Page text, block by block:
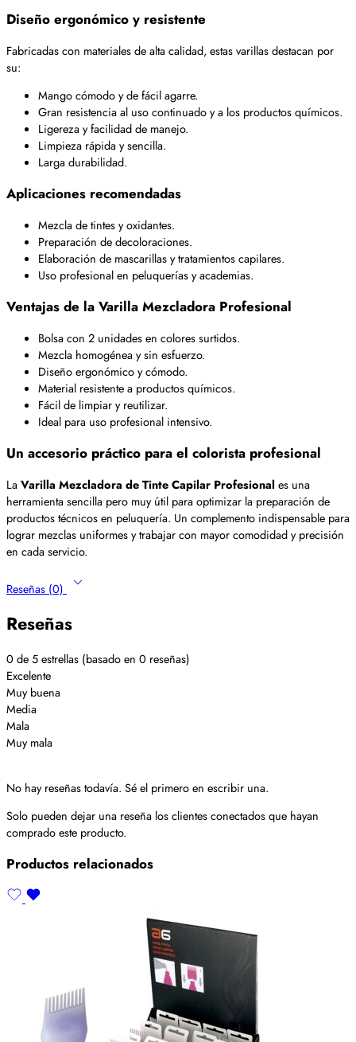
Diseño ergonómico y resistente
Fabricadas con materiales de alta calidad, estas varillas destacan por
su:
Mango cómodo y de fácil agarre.
Gran resistencia al uso continuado y a los productos químicos.
Ligereza y facilidad de manejo.
Limpieza rápida y sencilla.
Larga durabilidad.
Aplicaciones recomendadas
Mezcla de tintes y oxidantes.
Preparación de decoloraciones.
Elaboración de mascarillas y tratamientos capilares.
Uso profesional en peluquerías y academias.
Ventajas de la Varilla Mezcladora Profesional
Bolsa con 2 unidades en colores surtidos.
Mezcla homogénea y sin esfuerzo.
Diseño ergonómico y cómodo.
Material resistente a productos químicos.
Fácil de limpiar y reutilizar.
Ideal para uso profesional intensivo.
Un accesorio práctico para el colorista profesional
LaVarilla Mezcladora de Tinte Capilar Profesional es una
herramienta sencilla pero muy útil para optimizar la preparación de
productos técnicos en peluquería. Un complemento indispensable para
lograr mezclas uniformes y trabajar con mayor comodidad y precisión
en cada servicio.
Reseñas (0)
Reseñas
0 de 5 estrellas (basado en 0 reseñas)
Excelente
Muy buena
Media
Mala
Muy mala
No hay reseñas todavía. Sé el primero en escribir una.
Solo pueden dejar una reseña los clientes conectados que hayan
comprado este producto.
Productos relacionados